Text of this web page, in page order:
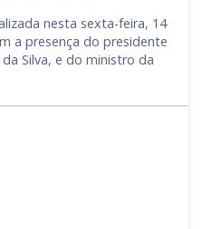
nesta sexta-feira, 14
a presença do presidente
Silva, e do ministro da